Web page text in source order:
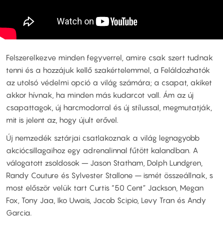
Felszerelkezve minden fegyverrel, amire csak szert tudnak
tenni és a hozzájuk kellő szakértelemmel, a Feláldozhatók
az utolsó védelmi opció a világ számára; a csapat, akiket
akkor hívnak, ha minden más kudarcot vall. Ám az új
csapattagok, új harcmodorral és új stílussal, megmutatják,
mit is jelent az, hogy újult erővel.
Új nemzedék sztárjai csatlakoznak a világ legnagyobb
akciócsillagaihoz egy adrenalinnal fűtött kalandban. A
válogatott zsoldosok – Jason Statham, Dolph Lundgren,
Randy Couture és Sylvester Stallone – ismét összeállnak, s
most először velük tart Curtis “50 Cent” Jackson, Megan
Fox, Tony Jaa, Iko Uwais, Jacob Scipio, Levy Tran és Andy
Garcia.